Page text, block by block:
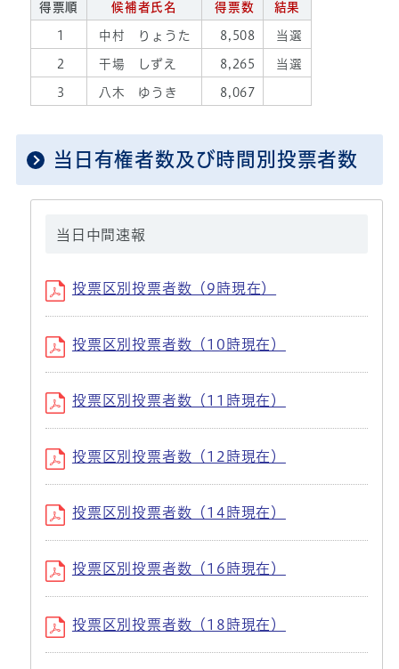
得票順 候補者氏名 得票数 結果
1 中村 りょうた 8,508 当選
2 干場 しずえ 8,265 当選
3 八木 ゆうき 8,067
当日有権者数及び時間別投票者数
当日中間速報
投票区別投票者数（9時現在）
投票区別投票者数（10時現在）
投票区別投票者数（11時現在）
投票区別投票者数（12時現在）
投票区別投票者数（14時現在）
投票区別投票者数（16時現在）
投票区別投票者数（18時現在）